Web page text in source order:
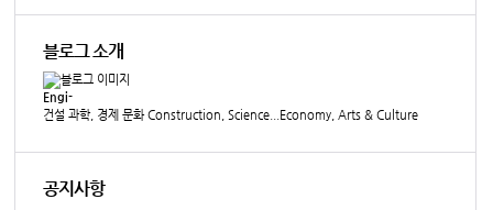
블로그 소개
Engi-
건설 과학, 경제 문화 Construction, Science...Economy, Arts & Culture
공지사항